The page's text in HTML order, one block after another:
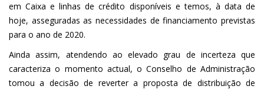
em Caixa e linhas de crédito disponíveis e temos, à data de
hoje, asseguradas as necessidades de financiamento previstas
para o ano de 2020.
Ainda assim, atendendo ao elevado grau de incerteza que
caracteriza o momento actual, o Conselho de Administração
tomou a decisão de reverter a proposta de distribuição de